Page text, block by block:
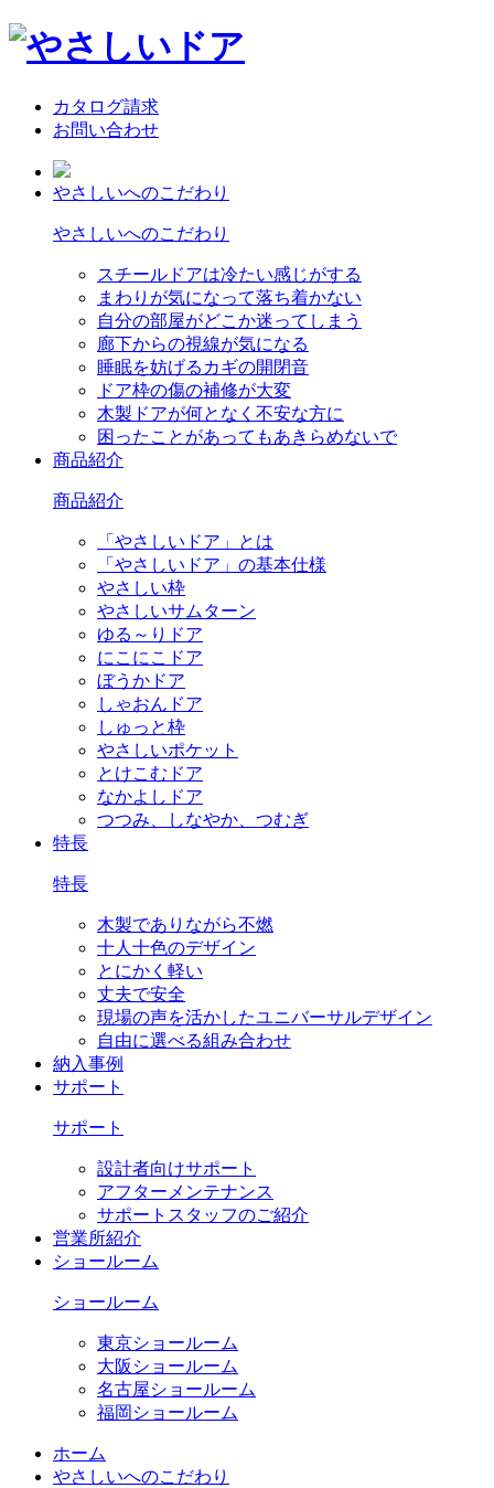
カタログ請求
お問い合わせ
やさしいへのこだわり
やさしいへのこだわり
スチールドアは冷たい感じがする
まわりが気になって落ち着かない
自分の部屋がどこか迷ってしまう
廊下からの視線が気になる
睡眠を妨げるカギの開閉音
ドア枠の傷の補修が大変
木製ドアが何となく不安な方に
困ったことがあってもあきらめないで
商品紹介
商品紹介
「やさしいドア」とは
「やさしいドア」の基本仕様
やさしい枠
やさしいサムターン
ゆる～りドア
にこにこドア
ぼうかドア
しゃおんドア
しゅっと枠
やさしいポケット
とけこむドア
なかよしドア
つつみ、しなやか、つむぎ
特長
特長
木製でありながら不燃
十人十色のデザイン
とにかく軽い
丈夫で安全
現場の声を活かしたユニバーサルデザイン
自由に選べる組み合わせ
納入事例
サポート
サポート
設計者向けサポート
アフターメンテナンス
サポートスタッフのご紹介
営業所紹介
ショールーム
ショールーム
東京ショールーム
大阪ショールーム
名古屋ショールーム
福岡ショールーム
ホーム
やさしいへのこだわり